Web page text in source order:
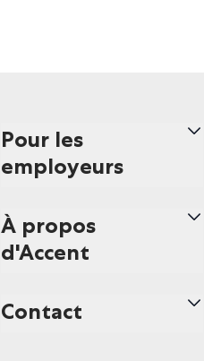
Pour les
employeurs
À propos
d'Accent
Contact